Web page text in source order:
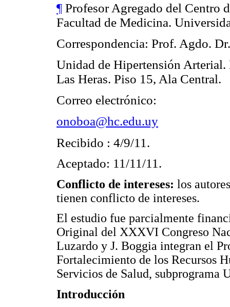
¶ Profesor Agregado del Centro
Facultad de Medicina.
Correspondencia: Prof. Agdo.
Unidad de Hipertensión
Las Heras. Piso 15, Ala Central.
Correo electrónico:
onoboa@hc.edu.uy
Recibido : 4/9/11.
Aceptado: 11/11/11.
Conflicto de intereses: los
tienen conflicto de intereses.
El estudio fue parcialmente
Original del XXXVI Congreso
Luzardo y J. Boggia integran el
Fortalecimiento de los Recursos
Servicios de Salud, subprograma
Introducción